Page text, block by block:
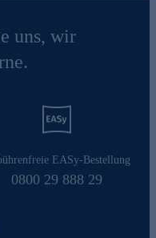
uns, wir
EASy-Bestellung
0800 29 888 29